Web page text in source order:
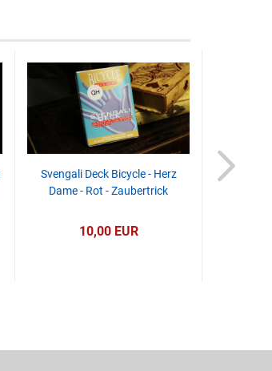
Svengali Deck Bicycle - Herz
Dame - Rot - Zaubertrick
10,00 EUR
Close Up